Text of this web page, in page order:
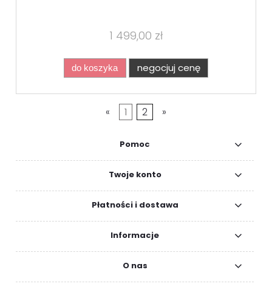
1 499,00 zł
do koszyka negocjuj cenę
« 1 2 »
Pomoc
Twoje konto
Płatności i dostawa
Informacje
O nas